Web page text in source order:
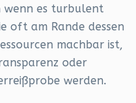
wenn es turbulent
oft am Rande dessen
machbar ist,
oder
werden.